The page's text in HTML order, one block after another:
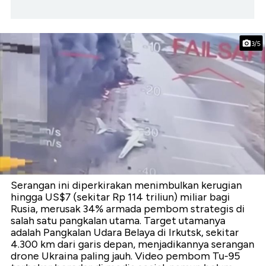
3/5
Serangan ini diperkirakan menimbulkan kerugian
hingga US$7 (sekitar Rp 114 triliun) miliar bagi
Rusia, merusak 34% armada pembom strategis di
salah satu pangkalan utama. Target utamanya
adalah Pangkalan Udara Belaya di Irkutsk, sekitar
4.300 km dari garis depan, menjadikannya serangan
drone Ukraina paling jauh. Video pembom Tu-95